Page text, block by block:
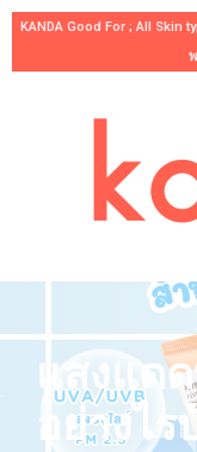
KANDA Good For ; All Skin
แสงแด
อย่างไรบ้